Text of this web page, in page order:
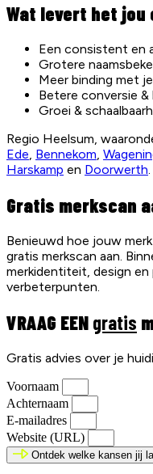
Wat levert het jou
Een consistent en
Grotere
Meer binding met
Betere conversie
Groei &
Regio Heelsum,
Ede, Bennekom,
Harskamp en Doorwerth.
Gratis merkscan
Benieuwd hoe jouw
gratis merkscan aan.
merkidentiteit, design
verbeterpunten.
VRAAG EEN gratis
Gratis advies over je
Voornaam
Achternaam
E-mailadres
Website (URL)
Ontdek welke kansen jij